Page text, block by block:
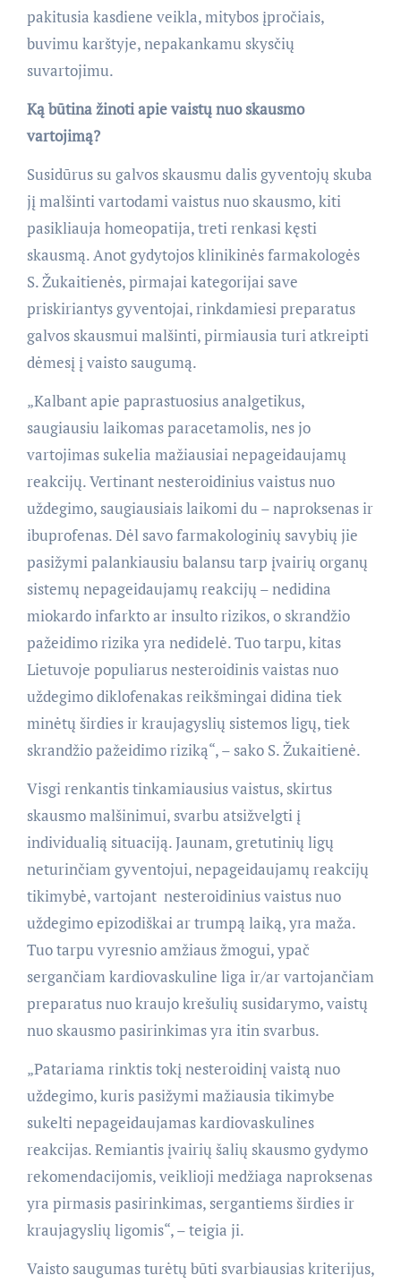
pakitusia kasdiene veikla, mitybos įpročiais,
buvimu karštyje, nepakankamu skysčių
suvartojimu.
Ką būtina žinoti apie vaistų nuo skausmo
vartojimą?
Susidūrus su galvos skausmu dalis gyventojų skuba
jį malšinti vartodami vaistus nuo skausmo, kiti
pasikliauja homeopatija, treti renkasi kęsti
skausmą. Anot gydytojos klinikinės farmakologės
S. Žukaitienės, pirmajai kategorijai save
priskiriantys gyventojai, rinkdamiesi preparatus
galvos skausmui malšinti, pirmiausia turi atkreipti
dėmesį į vaisto saugumą.
„Kalbant apie paprastuosius analgetikus,
saugiausiu laikomas paracetamolis, nes jo
vartojimas sukelia mažiausiai nepageidaujamų
reakcijų. Vertinant nesteroidinius vaistus nuo
uždegimo, saugiausiais laikomi du – naproksenas ir
ibuprofenas. Dėl savo farmakologinių savybių jie
pasižymi palankiausiu balansu tarp įvairių organų
sistemų nepageidaujamų reakcijų – nedidina
miokardo infarkto ar insulto rizikos, o skrandžio
pažeidimo rizika yra nedidelė. Tuo tarpu, kitas
Lietuvoje populiarus nesteroidinis vaistas nuo
uždegimo diklofenakas reikšmingai didina tiek
minėtų širdies ir kraujagyslių sistemos ligų, tiek
skrandžio pažeidimo riziką“, – sako S. Žukaitienė.
Visgi renkantis tinkamiausius vaistus, skirtus
skausmo malšinimui, svarbu atsižvelgti į
individualią situaciją. Jaunam, gretutinių ligų
neturinčiam gyventojui, nepageidaujamų reakcijų
tikimybė, vartojant nesteroidinius vaistus nuo
uždegimo epizodiškai ar trumpą laiką, yra maža.
Tuo tarpu vyresnio amžiaus žmogui, ypač
sergančiam kardiovaskuline liga ir/ar vartojančiam
preparatus nuo kraujo krešulių susidarymo, vaistų
nuo skausmo pasirinkimas yra itin svarbus.
„Patariama rinktis tokį nesteroidinį vaistą nuo
uždegimo, kuris pasižymi mažiausia tikimybe
sukelti nepageidaujamas kardiovaskulines
reakcijas. Remiantis įvairių šalių skausmo gydymo
rekomendacijomis, veiklioji medžiaga naproksenas
yra pirmasis pasirinkimas, sergantiems širdies ir
kraujagyslių ligomis“, – teigia ji.
Vaisto saugumas turėtų būti svarbiausias kriterijus,